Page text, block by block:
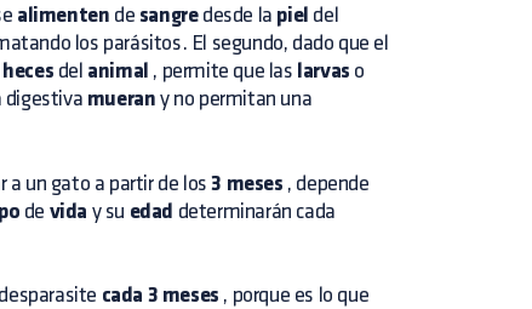
alimenten de sangredesde la piel del
los parásitos. El segundo, dado que el
heces del animal , permite que las larvas o
digestiva mueran y no permitan una
a un gato a partir de los3 meses , depende
de vida y su edad determinarán cada
cada 3 meses , porque es lo que